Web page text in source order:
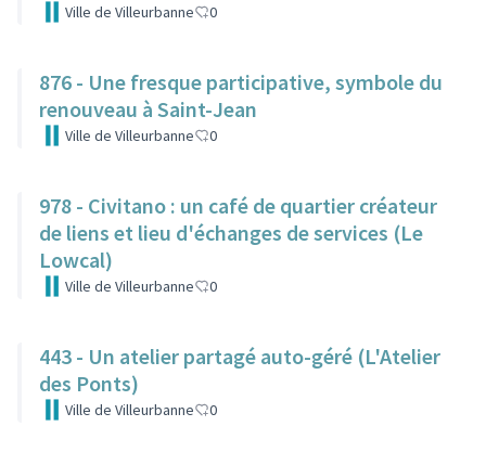
Ville de Villeurbanne 0
876 - Une fresque participative, symbole du
renouveau à Saint-Jean
Ville de Villeurbanne 0
978 - Civitano : un café de quartier créateur
de liens et lieu d'échanges de services (Le
Lowcal)
Ville de Villeurbanne 0
443 - Un atelier partagé auto-géré (L'Atelier
des Ponts)
Ville de Villeurbanne 0